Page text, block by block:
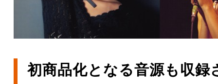
初商品化となる音源も収録